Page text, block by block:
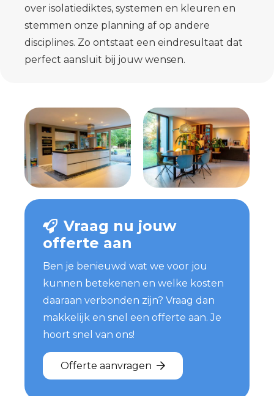
over isolatiediktes, systemen en kleuren en
stemmen onze planning af op andere
disciplines. Zo ontstaat een eindresultaat dat
perfect aansluit bij jouw wensen.
Vraag nu jouw
offerte aan
Ben je benieuwd wat we voor jou
kunnen betekenen en welke kosten
daaraan verbonden zijn? Vraag dan
makkelijk en snel een offerte aan. Je
hoort snel van ons!
Offerte aanvragen